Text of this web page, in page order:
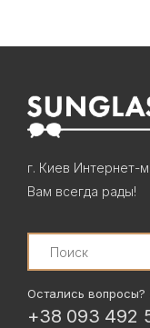
г. Киев Интернет-
Вам всегда рады!
Search
Остались вопросы?
+38 093 492